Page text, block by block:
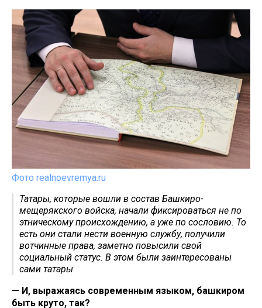
Фото realnoevremya.ru
Татары, которые вошли в состав Башкиро-
мещерякского войска, начали фиксироваться не по
этническому происхождению, а уже по сословию. То
есть они стали нести военную службу, получили
вотчинные права, заметно повысили свой
социальный статус. В этом были заинтересованы
сами татары
— И, выражаясь современным языком, башкиром
быть круто, так?